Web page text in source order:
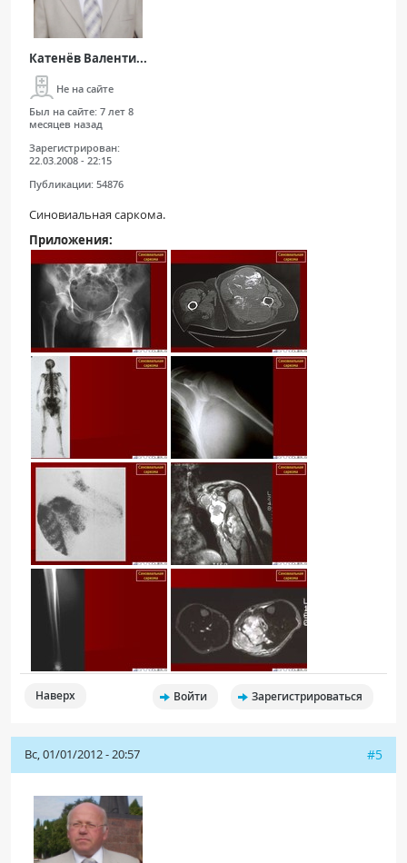
Катенёв Валенти...
Не на сайте
Был на сайте: 7 лет 8
месяцев назад
Зарегистрирован:
22.03.2008 - 22:15
Публикации: 54876
Синовиальная саркома.
Приложения:
Наверх Войти Зарегистрироваться
Вс, 01/01/2012 - 20:57 #5